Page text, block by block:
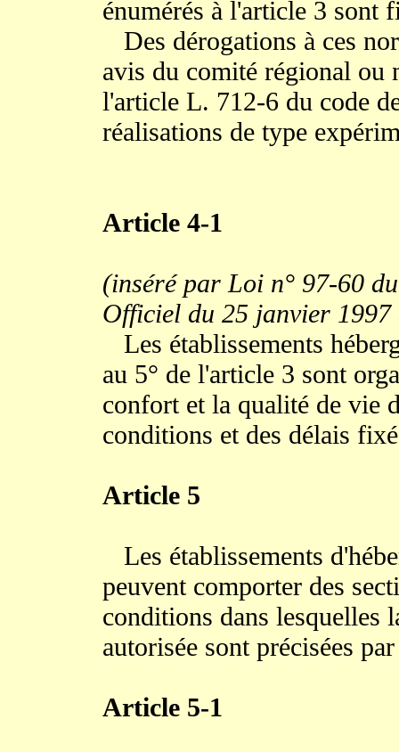
énumérés à l'article 3 sont
Des dérogations à ces
avis du comité régional ou
l'article L. 712-6 du code
réalisations de type
Article 4-1
(inséré par Loi n° 97-60
Officiel du 25 janvier
Les établissements
au 5° de l'article 3 sont
confort et la qualité de vie
conditions et des délais
Article 5
Les établissements
peuvent comporter des
conditions dans lesquelles
autorisée sont précisées
Article 5-1